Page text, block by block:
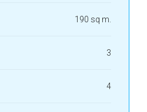
190 sq m.
3
4